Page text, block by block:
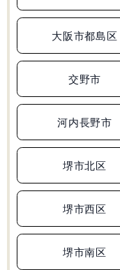
大阪市都島区
交野市
河内長野市
堺市北区
堺市西区
堺市南区